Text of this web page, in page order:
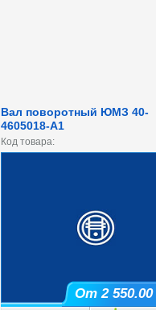
Вал поворотный ЮМЗ 40-
4605018-А1
Код товара:
От 2 550.00